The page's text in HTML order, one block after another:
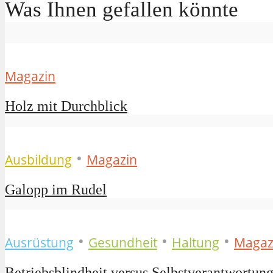
Was Ihnen gefallen könnte
Magazin
Holz mit Durchblick
Ausbildung • Magazin
Galopp im Rudel
Ausrüstung • Gesundheit • Haltung •